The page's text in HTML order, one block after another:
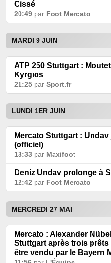
Cissé
20:49 par Foot Mercato
MARDI 9 JUIN
ATP 250 Stuttgart :
Kyrgios
21:25 par Sport.fr
LUNDI 1ER JUIN
Mercato Stuttgart :
(officiel)
13:33 par Maxifoot
Deniz Undav prolonge à
12:42 par Foot Mercato
MERCREDI 27 MAI
Mercato : Alexander
Stuttgart après trois prêts
être vendu par le Bayern